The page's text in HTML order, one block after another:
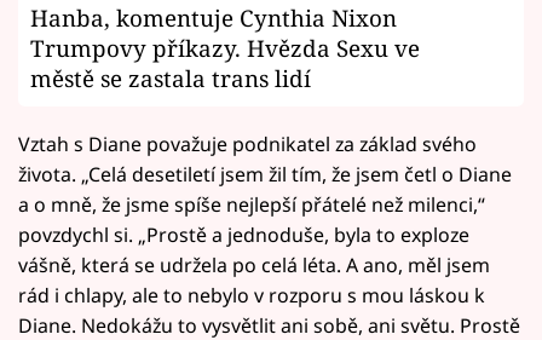
Hanba, komentuje Cynthia Nixon
Trumpovy příkazy. Hvězda Sexu ve
městě se zastala trans lidí
Vztah s Diane považuje podnikatel za základ svého
života. „Celá desetiletí jsem žil tím, že jsem četl o Diane
a o mně, že jsme spíše nejlepší přátelé než milenci,“
povzdychl si. „Prostě a jednoduše, byla to exploze
vášně, která se udržela po celá léta. A ano, měl jsem
rád i chlapy, ale to nebylo v rozporu s mou láskou k
Diane. Nedokážu to vysvětlit ani sobě, ani světu. Prostě